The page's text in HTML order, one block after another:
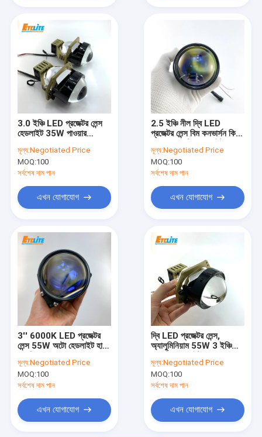
আমাদের সম্পর্কে
কারখানা ভ্রমণ
মান নিয়ন্ত্রণ
গাড়ির LED হেডলাইট বাল্ব
3.0 ইঞ্চি LED প্রজেক্টর লেন্স
হেডলাইট 35W পাওয়ার
মূল্য:Negotiated Price
MOQ:100
সর্বশেষ দাম পান
এখন যোগাযোগ
2.5 ইঞ্চি নীল দ্বি LED
প্রজেক্টর লেন্স বিম কনভার্সন কিট
মূল্য:Negotiated Price
MOQ:100
সর্বশেষ দাম পান
এখন যোগাযোগ
3'' 6000K LED প্রজেক্টর
লেন্স 55W অটো হেডলাইট হাই
মূল্য:Negotiated Price
MOQ:100
সর্বশেষ দাম পান
এখন যোগাযোগ
দ্বি LED প্রজেক্টর লেন্স,
অ্যালুমিনিয়াম 55W 3 ইঞ্চি
মূল্য:Negotiated Price
MOQ:100
সর্বশেষ দাম পান
এখন যোগাযোগ